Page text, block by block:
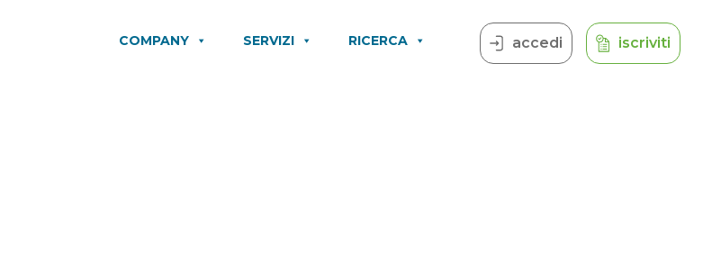
COMPANY SERVIZI RICERCA accedi iscriviti